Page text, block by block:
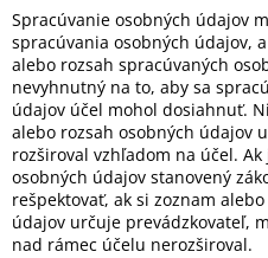
Spracúvanie osobných údajov
spracúvania osobných údajov,
alebo rozsah spracúvaných
nevyhnutný na to, aby sa
údajov účel mohol dosiahnuť.
alebo rozsah osobných údajov
rozširoval vzhľadom na účel.
osobných údajov stanovený
rešpektovať, ak si zoznam
údajov určuje prevádzkovateľ,
nad rámec účelu nerozširoval.